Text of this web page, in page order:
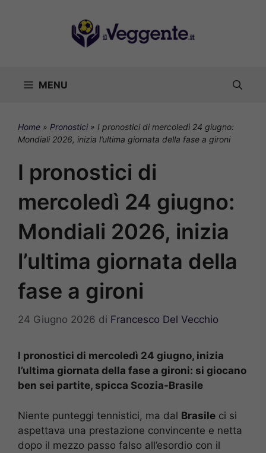
MENU
Home » Pronostici» I pronostici di mercoledì 24 giugno:
Mondiali 2026, inizia l’ultima giornata della fase a gironi
I pronostici di
mercoledì 24 giugno:
Mondiali 2026, inizia
l’ultima giornata della
fase a gironi
24 Giugno 2026 di Francesco Del Vecchio
I pronostici di mercoledì 24 giugno, inizia
l’ultima giornata della fase a gironi: si giocano
ben sei partite, spicca Scozia-Brasile
Niente punteggi tennistici, ma dal Brasile ci si
aspettava una prestazione convincente e netta
dopo il mezzo passo falso all’esordio con il